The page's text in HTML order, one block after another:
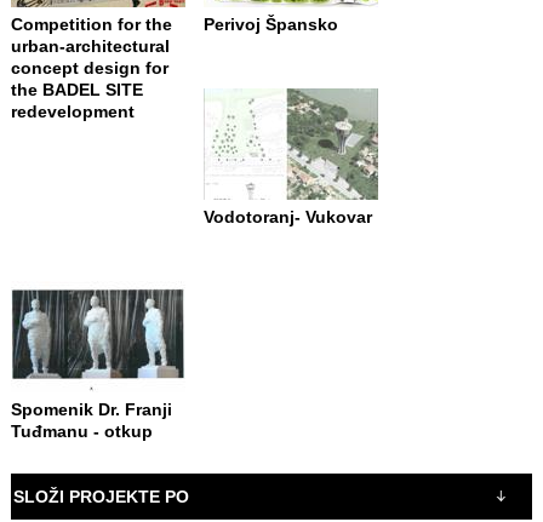
Competition for the
urban-architectural
concept design for
the BADEL SITE
redevelopment
Perivoj Špansko
Vodotoranj- Vukovar
Spomenik Dr. Franji
Tuđmanu - otkup
SLOŽI PROJEKTE PO